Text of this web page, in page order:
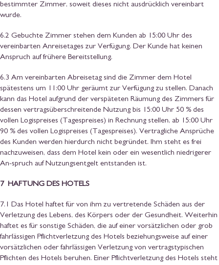
bestimmter Zimmer, soweit dieses nicht ausdrücklich vereinbart
wurde.
6.2 Gebuchte Zimmer stehen dem Kunden ab 15:00 Uhr des
vereinbarten Anreisetages zur Verfügung. Der Kunde hat keinen
Anspruch auf frühere Bereitstellung.
6.3 Am vereinbarten Abreisetag sind die Zimmer dem Hotel
spätestens um 11:00 Uhr geräumt zur Verfügung zu stellen. Danach
kann das Hotel aufgrund der verspäteten Räumung des Zimmers für
dessen vertragsüberschreitende Nutzung bis 15:00 Uhr 50 % des
vollen Logispreises (Tagespreises) in Rechnung stellen, ab 15:00 Uhr
90 % des vollen Logispreises (Tagespreises). Vertragliche Ansprüche
des Kunden werden hierdurch nicht begründet. Ihm steht es frei
nachzuweisen, dass dem Hotel kein oder ein wesentlich niedrigerer
An-spruch auf Nutzungsentgelt entstanden ist.
7 HAFTUNG DES HOTELS
7.1 Das Hotel haftet für von ihm zu vertretende Schäden aus der
Verletzung des Lebens, des Körpers oder der Gesundheit. Weiterhin
haftet es für sonstige Schäden, die auf einer vorsätzlichen oder grob
fahrlässigen Pflichtverletzung des Hotels beziehungsweise auf einer
vorsätzlichen oder fahrlässigen Verletzung von vertragstypischen
Pflichten des Hotels beruhen. Einer Pflichtverletzung des Hotels steht